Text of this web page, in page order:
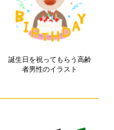
誕生日を祝ってもらう高齢
者男性のイラスト